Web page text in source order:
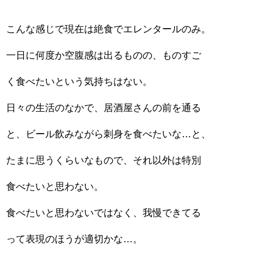
こんな感じで現在は絶食でエレンタールのみ。
一日に何度か空腹感は出るものの、ものすご
く食べたいという気持ちはない。
日々の生活のなかで、居酒屋さんの前を通る
と、ビール飲みながら刺身を食べたいな…と、
たまに思うくらいなもので、それ以外は特別
食べたいと思わない。
食べたいと思わないではなく、我慢できてる
って表現のほうが適切かな…。